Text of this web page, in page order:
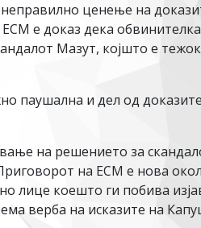
ценење на
е доказ дека
Мазут, којшто е
паушална и дел од
на решението за
на ЕСМ е нова
лице коешто ги побива
верба на исказите на